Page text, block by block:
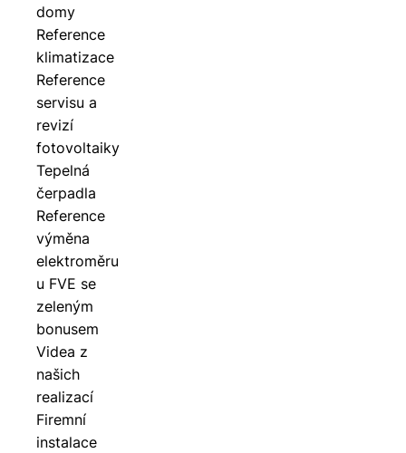
domy
Reference
klimatizace
Reference
servisu a
revizí
fotovoltaiky
Tepelná
čerpadla
Reference
výměna
elektroměru
u FVE se
zeleným
bonusem
Videa z
našich
realizací
Firemní
instalace